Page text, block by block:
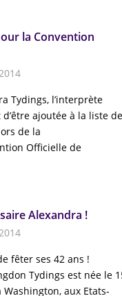
la Convention
Tydings, l’interprète
ajoutée à la liste
de la
Officielle de
Alexandra !
fêter ses 42 ans !
Tydings est née le
aux Etats-